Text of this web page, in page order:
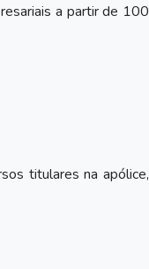
a partir de 100
titulares na apólice,